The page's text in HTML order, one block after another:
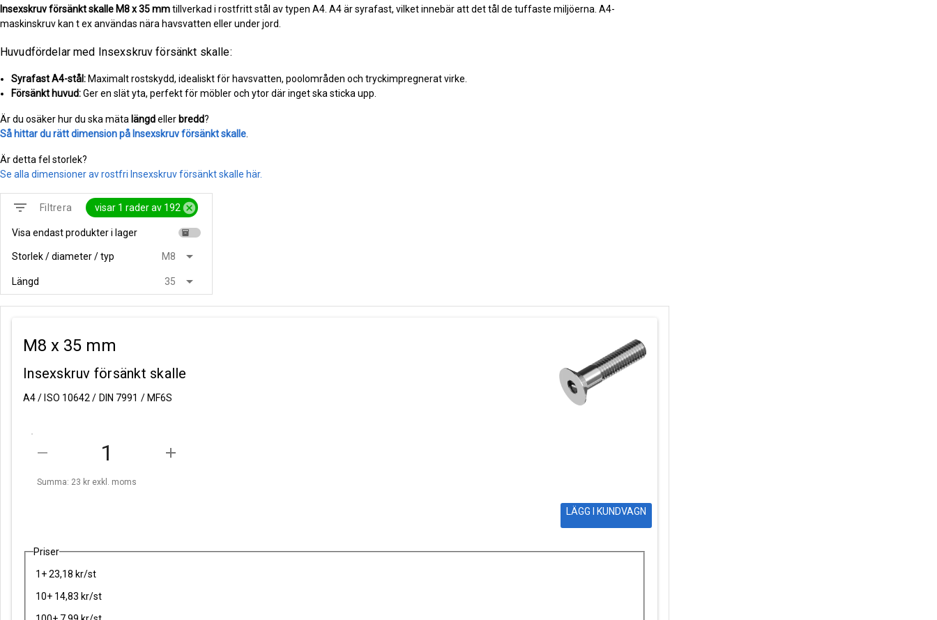
Insexskruv försänkt skalle M8 x 35 mmtillverkad i rostfritt stål av typen A4. A4 är syrafast, vilket innebär att det tål de tuffaste miljöerna. A4-
maskinskruv kan t ex användas nära havsvatten eller under jord.
Huvudfördelar med Insexskruv försänkt skalle:
Syrafast A4-stål: Maximalt rostskydd, idealiskt för havsvatten, poolområden och tryckimpregnerat virke.
Försänkt huvud:Ger en slät yta, perfekt för möbler och ytor där inget ska sticka upp.
Är du osäker hur du ska mäta längdeller bredd?
Så hittar du rätt dimension på Insexskruv försänkt skalle
Är detta fel storlek?
Se alla dimensioner av rostfri Insexskruv försänkt skalle här.
filter_list Filtrera visar 1 rader av 192 cancel
Visa endast produkter i lager inventory
Storlek / diameter / typ M8 arrow_drop_down
Längd 35 arrow_drop_down
M8 x 35 mm
Insexskruv försänkt skalle
A4 / ISO 10642 / DIN 7991 / MF6S
remove add
Summa: 23 kr exkl. moms
LÄGG I KUNDVAGN
Priser
1+ 23,18 kr/st
10+ 14,83 kr/st